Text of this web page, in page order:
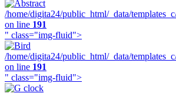
/home/digita24/public_html/_data/
on line 191
" class="img-fluid">
/home/digita24/public_html/_data/
on line 191
" class="img-fluid">